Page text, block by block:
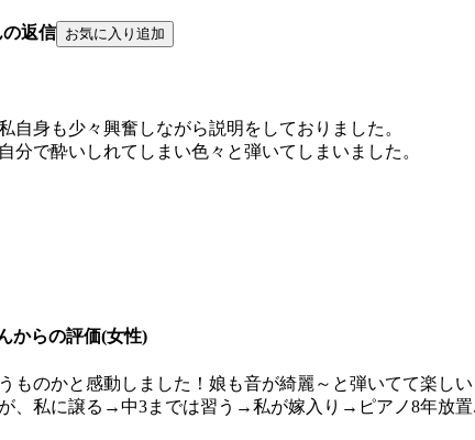
返信
身も少々興奮しながら説明をしておりました。
で酔いしれてしまい色々と弾いてしまいました。
からの評価(女性)
のかと感動しました！娘も音が綺麗～と弾いてて楽しい
、私に譲る→中3までは習う→私が嫁入り→ピアノ8年放